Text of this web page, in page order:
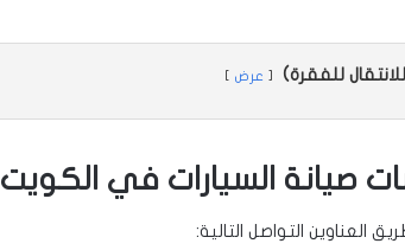
للفقرة) عرض
صيانة السيارات في الكويت
العناوين التواصل التالية: